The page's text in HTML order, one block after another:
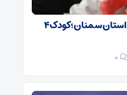
۳ سانحه رانندگی در محورهای استان سمنان؛ کودک ۴
۰